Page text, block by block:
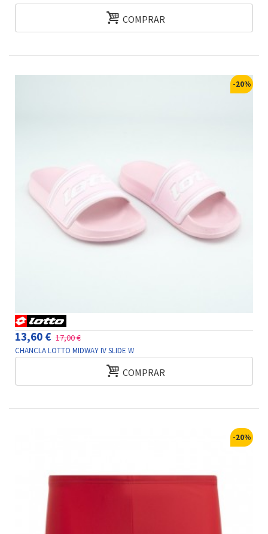
COMPRAR
-20%
13,60 € 17,00 €
CHANCLA LOTTO MIDWAY IV SLIDE W
COMPRAR
-20%